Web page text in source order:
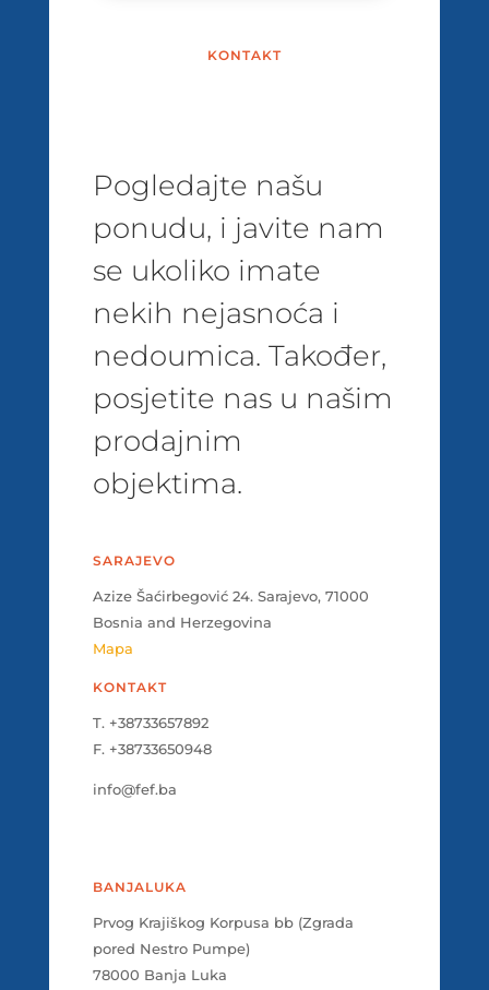
KONTAKT
Pogledajte našu
ponudu, i javite nam
se ukoliko imate
nekih nejasnoća i
nedoumica. Također,
posjetite nas u našim
prodajnim
objektima.
SARAJEVO
Azize Šaćirbegović 24. Sarajevo, 71000
Bosnia and Herzegovina
Mapa
KONTAKT
T. +38733657892
F. +38733650948
info@fef.ba
BANJALUKA
Prvog Krajiškog Korpusa bb (Zgrada
pored Nestro Pumpe)
78000 Banja Luka